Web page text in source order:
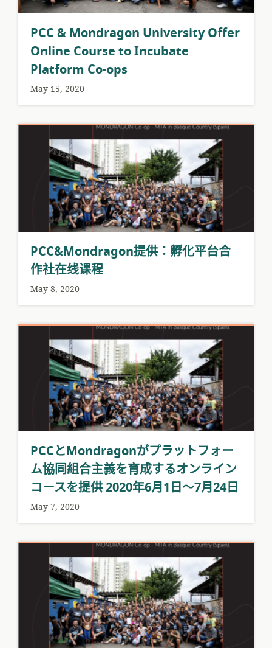
PCC & Mondragon University Offer
Online Course to Incubate
Platform Co-ops
May 15, 2020
PCC&Mondragon提供：孵化平台合
作社在线课程
May 8, 2020
PCCとMondragonがプラットフォー
ム協同組合主義を育成するオンライン
コースを提供 2020年6月1日〜7月24日
May 7, 2020